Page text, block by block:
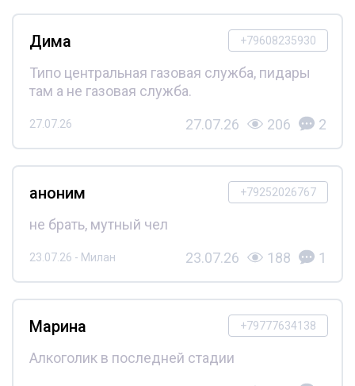
+79608235930
Дима
Типо центральная газовая служба, пидары
там а не газовая служба.
27.07.26 27.07.26 206 2
+79252026767
аноним
не брать, мутный чел
23.07.26 - Милан 23.07.26 188 1
+79777634138
Марина
Алкоголик в последней стадии